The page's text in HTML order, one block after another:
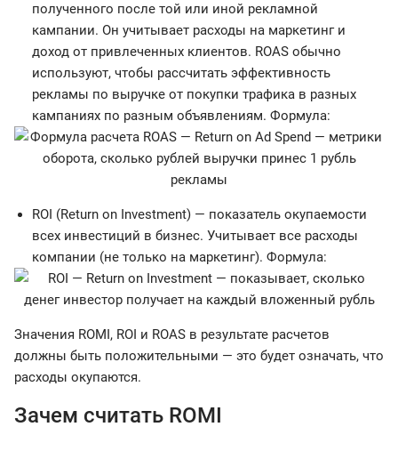
полученного после той или иной рекламной
кампании. Он учитывает расходы на маркетинг и
доход от привлеченных клиентов. ROAS обычно
используют, чтобы рассчитать эффективность
рекламы по выручке от покупки трафика в разных
кампаниях по разным объявлениям. Формула:
ROI (Return on Investment) — показатель окупаемости
всех инвестиций в бизнес. Учитывает все расходы
компании (не только на маркетинг). Формула:
Значения ROMI, ROI и ROAS в результате расчетов
должны быть положительными — это будет означать, что
расходы окупаются.
Зачем считать ROMI